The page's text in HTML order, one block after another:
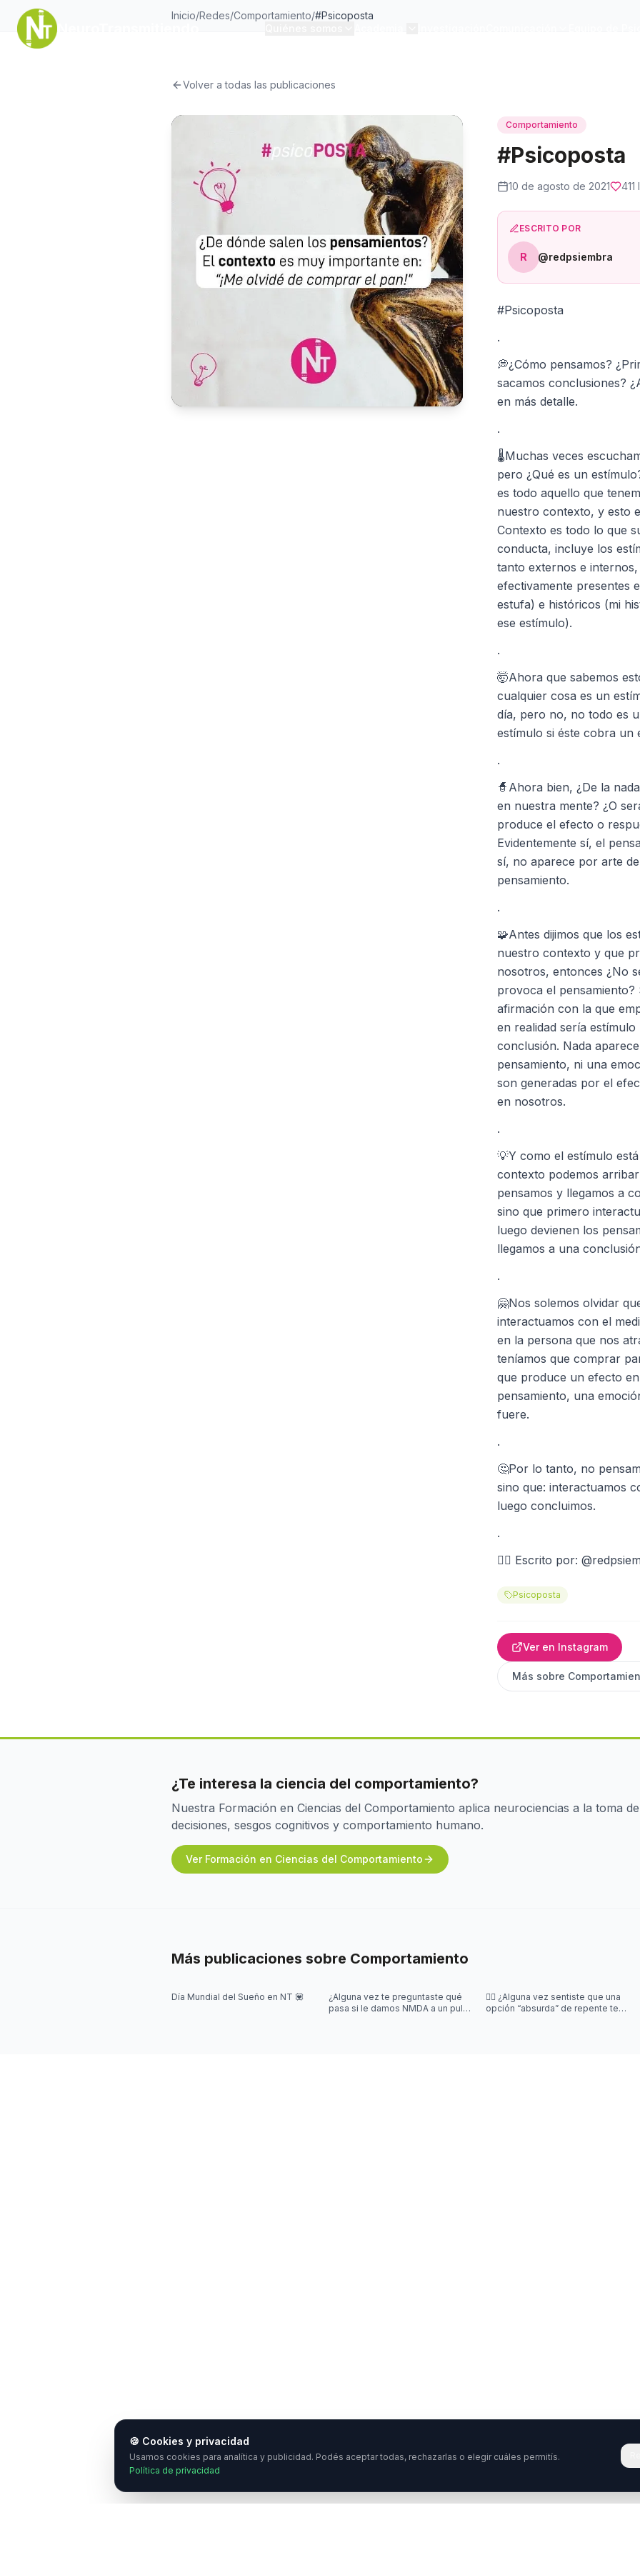
Inicio/Redes/Comportamiento/#Psicoposta
Volver a todas las publicaciones
Comportamiento
#Psicoposta
10 de agosto de 2021 411
ESCRITO POR
R @redpsiembra
#Psicoposta
.
💭¿Cómo pensamos?
sacamos conclusiones?
en más detalle.
.
🌡️Muchas veces
pero ¿Qué es un
es todo aquello que
nuestro contexto, y esto
Contexto es todo lo que
conducta, incluye los
tanto externos e
efectivamente presentes
estufa) e históricos (mi
ese estímulo).
.
🤯Ahora que sabemos
cualquier cosa es un
día, pero no, no todo es
estímulo si éste cobra un
.
🧙Ahora bien, ¿De la
en nuestra mente? ¿O
produce el efecto o
Evidentemente sí, el
sí, no aparece por arte
pensamiento.
.
🧩Antes dijimos que los
nuestro contexto y que
nosotros, entonces ¿No
provoca el pensamiento?
afirmación con la que
en realidad sería
conclusión. Nada
pensamiento, ni una
son generadas por el
en nosotros.
.
💡Y como el estímulo
contexto podemos
pensamos y llegamos a
sino que primero
luego devienen los
llegamos a una
.
🤗Nos solemos olvidar
interactuamos con el
en la persona que nos
teníamos que comprar
que produce un efecto
pensamiento, una
fuere.
.
🤔Por lo tanto, no
sino que: interactuamos
luego concluimos.
.
✍🏻 Escrito por:
Psicoposta
Ver en Instagram
Más sobre
¿Te interesa la ciencia del comportamiento?
Nuestra Formación en Ciencias del Comportamiento aplica neurociencias a la toma de
decisiones, sesgos cognitivos y comportamiento humano.
Ver Formación en Ciencias del Comportamiento
Más publicaciones sobre Comportamiento
Día Mundial del Sueño en NT 💟
¿Alguna vez te preguntaste qué
pasa si le damos NMDA a un pulpo
😵‍💫 ¿Alguna vez sentiste que una
opción “absurda” de repente te
🍪 Cookies y privacidad
Usamos cookies para analítica y publicidad. Podés aceptar todas, rechazarlas o elegir cuáles permitís.
Política de privacidad